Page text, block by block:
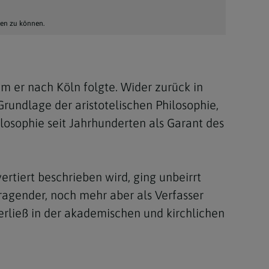
zu können.
er nach Köln folgte. Wider zurück in
der aristotelischen Philosophie,
seit Jahrhunderten als Garant des
beschrieben wird, ging unbeirrt
noch mehr aber als Verfasser
in der akademischen und kirchlichen